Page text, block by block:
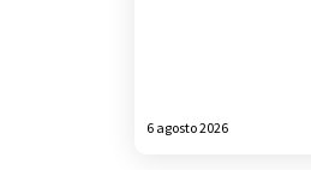
6 agosto 2026